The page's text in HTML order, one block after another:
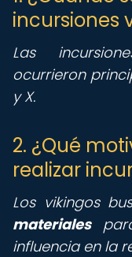
incursiones
Las
ocurrieron
y X.
2. ¿Qué
realizar
Los vikingos
materiales
influencia en la